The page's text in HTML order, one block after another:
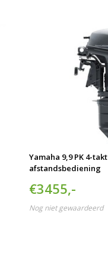
Yamaha 9,9 PK 4-takt
afstandsbediening
€3455,-
Nog niet gewaardeerd